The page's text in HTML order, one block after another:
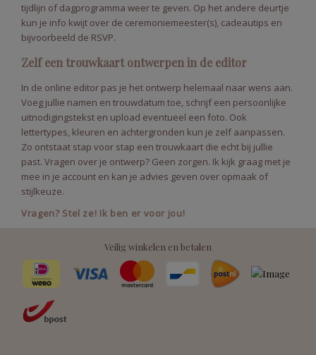
tijdlijn of dagprogramma weer te geven. Op het andere deurtje
kun je info kwijt over de ceremoniemeester(s), cadeautips en
bijvoorbeeld de RSVP.
Zelf een trouwkaart ontwerpen in de editor
In de online editor pas je het ontwerp helemaal naar wens aan.
Voeg jullie namen en trouwdatum toe, schrijf een persoonlijke
uitnodigingstekst en upload eventueel een foto. Ook
lettertypes, kleuren en achtergronden kun je zelf aanpassen.
Zo ontstaat stap voor stap een trouwkaart die echt bij jullie
past. Vragen over je ontwerp? Geen zorgen. Ik kijk graag met je
mee in je account en kan je advies geven over opmaak of
stijlkeuze.
Vragen? Stel ze! Ik ben er voor jou!
Veilig winkelen en betalen